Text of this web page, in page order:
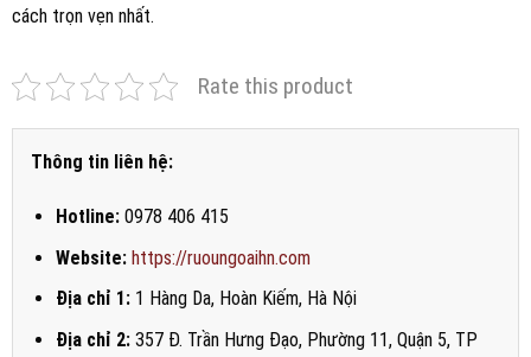
cách trọn vẹn nhất.
Rate this product
Thông tin liên hệ:
Hotline:0978 406 415
Website: https://ruoungoaihn.com
Địa chỉ 1:1 Hàng Da, Hoàn Kiếm, Hà Nội
Địa chỉ 2:357 Đ. Trần Hưng Đạo, Phường 11, Quận 5, TP